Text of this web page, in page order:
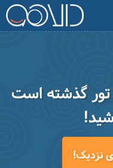
تور گذشته است
نزدیک!